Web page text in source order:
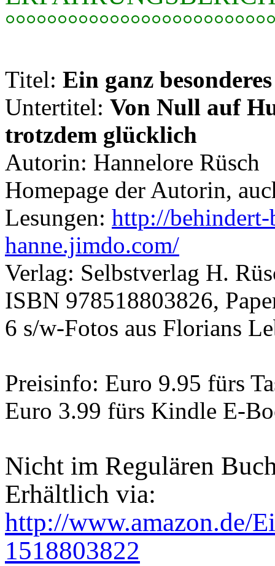
Titel: Ein ganz
Untertitel: Von Null auf
trotzdem glücklich
Autorin: Hannelore Rüsch
Homepage der Autorin,
Lesungen: http://behindert-
hanne.jimdo.com/
Verlag: Selbstverlag H.
ISBN 978518803826,
6 s/w-Fotos aus Florians
Preisinfo: Euro 9.95 fürs
Euro 3.99 fürs Kindle E-
Nicht im Regulären
Erhältlich via:
http://www.amazon.de/
1518803822